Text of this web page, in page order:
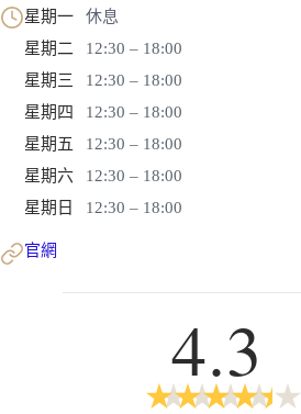
星期一
休息
星期二
12:30 – 18:00
星期三
12:30 – 18:00
星期四
12:30 – 18:00
星期五
12:30 – 18:00
星期六
12:30 – 18:00
星期日
12:30 – 18:00
官網
4.3
★
★ ★
★ ★
★ ★
★ ★
★